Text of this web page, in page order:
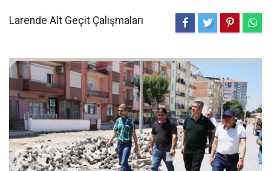
Larende Alt Geçit Çalışmaları